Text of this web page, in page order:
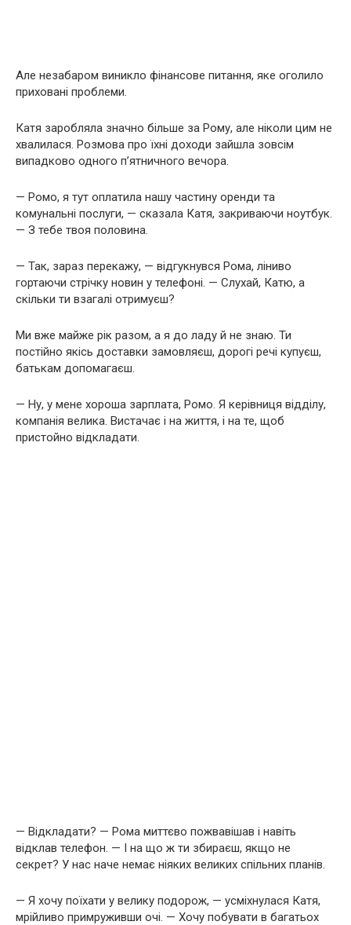
Але незабаром виникло фінансове питання, яке оголило
приховані проблеми.
Катя заробляла значно більше за Рому, але ніколи цим не
хвалилася. Розмова про їхні доходи зайшла зовсім
випадково одного п’ятничного вечора.
— Ромо, я тут оплатила нашу частину оренди та
комунальні послуги, — сказала Катя, закриваючи ноутбук.
— З тебе твоя половина.
— Так, зараз перекажу, — відгукнувся Рома, ліниво
гортаючи стрічку новин у телефоні. — Слухай, Катю, а
скільки ти взагалі отримуєш?
Ми вже майже рік разом, а я до ладу й не знаю. Ти
постійно якісь доставки замовляєш, дорогі речі купуєш,
батькам допомагаєш.
— Ну, у мене хороша зарплата, Ромо. Я керівниця відділу,
компанія велика. Вистачає і на життя, і на те, щоб
пристойно відкладати.
— Відкладати? — Рома миттєво пожвавішав і навіть
відклав телефон. — І на що ж ти збираєш, якщо не
секрет? У нас наче немає ніяких великих спільних планів.
— Я хочу поїхати у велику подорож, — усміхнулася Катя,
мрійливо примруживши очі. — Хочу побувати в багатьох